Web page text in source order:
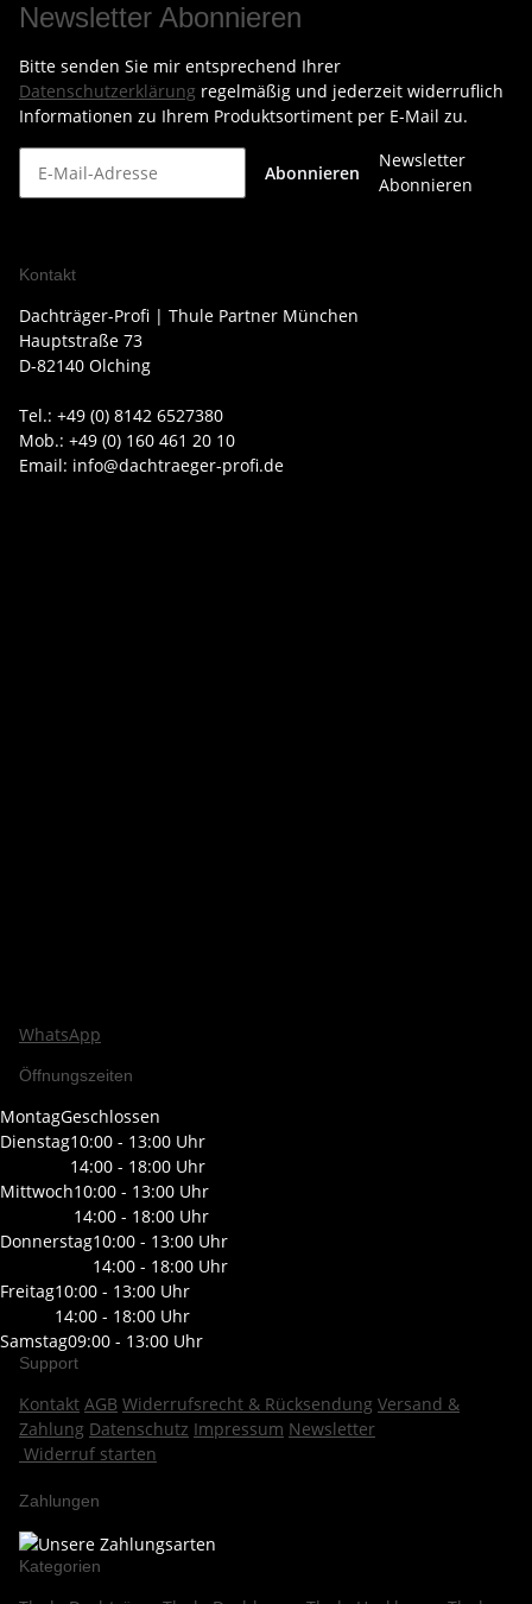
Newsletter Abonnieren
Bitte senden Sie mir entsprechend Ihrer
Datenschutzerklärung regelmäßig und jederzeit widerruflich
Informationen zu Ihrem Produktsortiment per E-Mail zu.
Abonnieren
Newsletter
Abonnieren
Kontakt
Dachträger-Profi | Thule Partner München
Hauptstraße 73
D-82140 Olching
Tel.: +49 (0) 8142 6527380
Mob.: +49 (0) 160 461 20 10
Email: info@dachtraeger-profi.de
WhatsApp
Öffnungszeiten
MontagGeschlossen
Dienstag10:00 - 13:00 Uhr
14:00 - 18:00 Uhr
Mittwoch10:00 - 13:00 Uhr
14:00 - 18:00 Uhr
Donnerstag10:00 - 13:00 Uhr
14:00 - 18:00 Uhr
Freitag10:00 - 13:00 Uhr
14:00 - 18:00 Uhr
Samstag09:00 - 13:00 Uhr
Support
Kontakt AGB Widerrufsrecht & Rücksendung Versand &
Zahlung Datenschutz Impressum Newsletter
Widerruf starten
Zahlungen
Kategorien